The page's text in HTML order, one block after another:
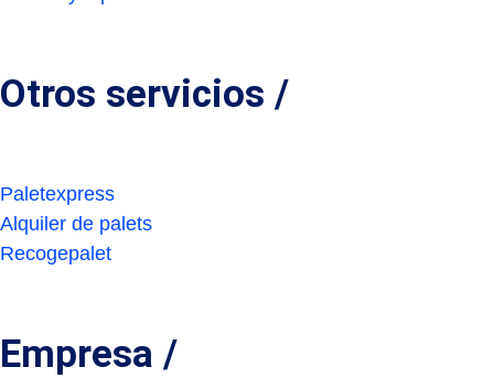
Otros servicios /
Paletexpress
Alquiler de palets
Recogepalet
Empresa /